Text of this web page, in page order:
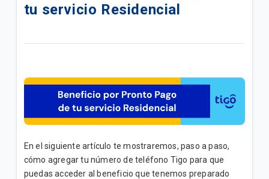
implementación de Facturación Electrónica
Transacciones en Tigo Store | General
Detalle de llamadas desde Mi Tigo | Móvil
Welcome Kit | Móvil
tu servicio Residencial
En el siguiente artículo te mostraremos, paso a paso,
cómo agregar tu número de teléfono Tigo para que
puedas acceder al beneficio que tenemos preparado